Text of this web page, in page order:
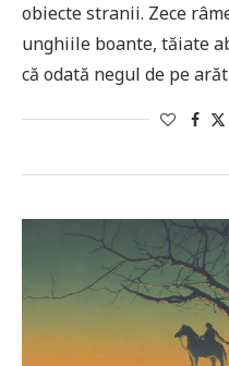
obiecte stranii. Zece
unghiile boante, tăiate
că odată negul de pe